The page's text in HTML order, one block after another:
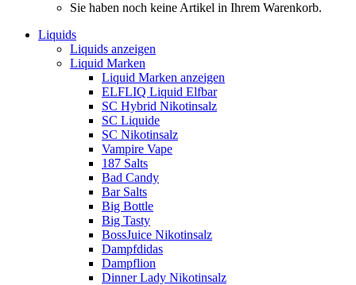
Sie haben noch keine Artikel in Ihrem Warenkorb.
Liquids
Liquids anzeigen
Liquid Marken
Liquid Marken anzeigen
ELFLIQ Liquid Elfbar
SC Hybrid Nikotinsalz
SC Liquide
SC Nikotinsalz
Vampire Vape
187 Salts
Bad Candy
Bar Salts
Big Bottle
Big Tasty
BossJuice Nikotinsalz
Dampfdidas
Dampflion
Dinner Lady Nikotinsalz